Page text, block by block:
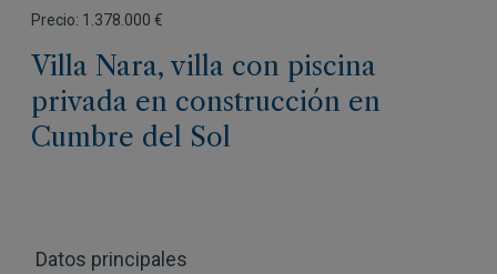
Precio: 1.378.000 €
Villa Nara, villa con piscina
privada en construcción en
Cumbre del Sol
Datos principales